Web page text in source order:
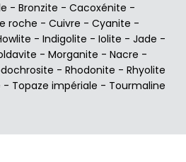
- Bronzite - Cacoxénite -
roche - Cuivre - Cyanite -
- Indigolite - Iolite - Jade -
- Morganite - Nacre -
- Rhodonite - Rhyolite
- Topaze impériale - Tourmaline